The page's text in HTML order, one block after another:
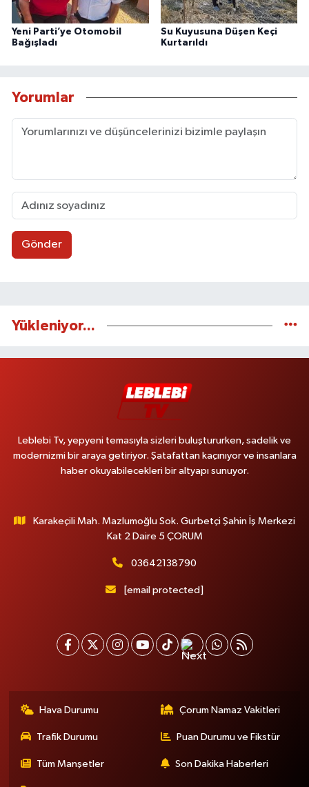
Yeni Parti’ye Otomobil
Bağışladı
Su Kuyusuna Düşen Keçi
Kurtarıldı
Yorumlar
Gönder
Yükleniyor...
Leblebi Tv, yepyeni temasıyla sizleri buluştururken, sadelik ve
modernizmi bir araya getiriyor. Şatafattan kaçınıyor ve insanlara
haber okuyabilecekleri bir altyapı sunuyor.
Karakeçili Mah. Mazlumoğlu Sok. Gurbetçi Şahin İş Merkezi
Kat 2 Daire 5 ÇORUM
03642138790
[email protected]
Hava Durumu Çorum Namaz Vakitleri
Trafik Durumu Puan Durumu ve Fikstür
Tüm Manşetler Son Dakika Haberleri